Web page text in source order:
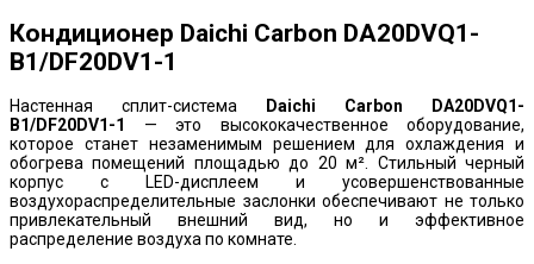
Кондиционер Daichi Carbon DA20DVQ1-
B1/DF20DV1-1
Настенная сплит-система
Daichi Carbon DA20DVQ1-
B1/DF20DV1-1
— это высококачественное оборудование,
которое станет незаменимым решением для охлаждения и
обогрева помещений площадью до 20 м². Стильный черный
корпус с LED-дисплеем и усовершенствованные
воздухораспределительные заслонки обеспечивают не только
привлекательный внешний вид, но и эффективное
распределение воздуха по комнате.